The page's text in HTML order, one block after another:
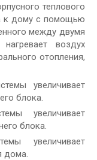
теплового
к дому с помощью
между двумя
нагревает воздух
отопления,
увеличивает
блока.
увеличивает
блока.
увеличивает
дома.